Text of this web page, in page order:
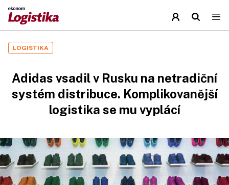
LOGISTIKA
Adidas vsadil v Rusku na netradiční
systém distribuce. Komplikovanější
logistika se mu vyplácí